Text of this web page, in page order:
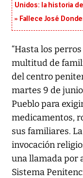
Unidos: la historia
Fallece José
“Hasta los
multitud de
del centro
martes 9 de
Pueblo para
medicamentos,
sus familiares.
invocación
una llamada por
Sistema